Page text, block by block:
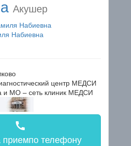
Акушер
Набиевна
центр МЕДСИ
и МО – сеть клиник МЕДСИ
call
приемпо телефону